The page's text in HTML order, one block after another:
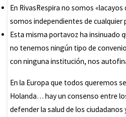
En RivasRespira no somos «lacayos
somos independientes de cualquier
Esta misma portavoz ha insinuado
no tenemos ningún tipo de
con ninguna institución, nos
En la Europa que todos queremos
Holanda… hay un consenso entre
defender la salud de los